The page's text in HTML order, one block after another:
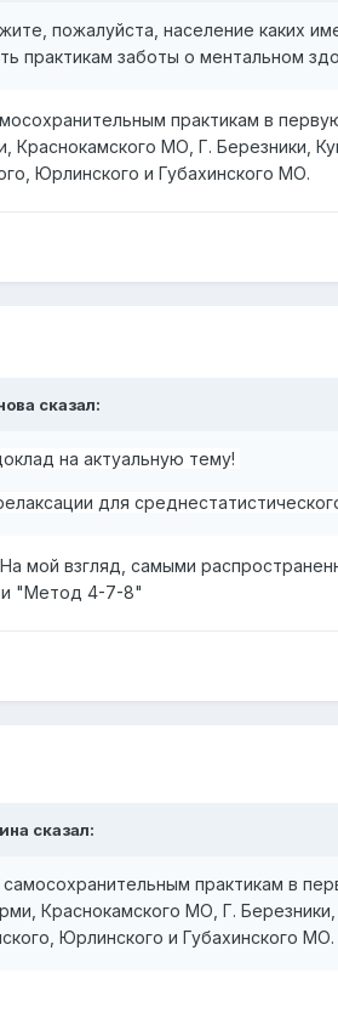
пожалуйста, население каких
практикам заботы о ментальном
практикам в
Краснокамского МО, Г. Березники,
Юрлинского и Губахинского МО.
сказал:
на актуальную тему!
для
мой взгляд, самыми
и "Метод 4-7-8"
сказал:
практикам в
Краснокамского МО, Г.
Юрлинского и Губахинского МО.